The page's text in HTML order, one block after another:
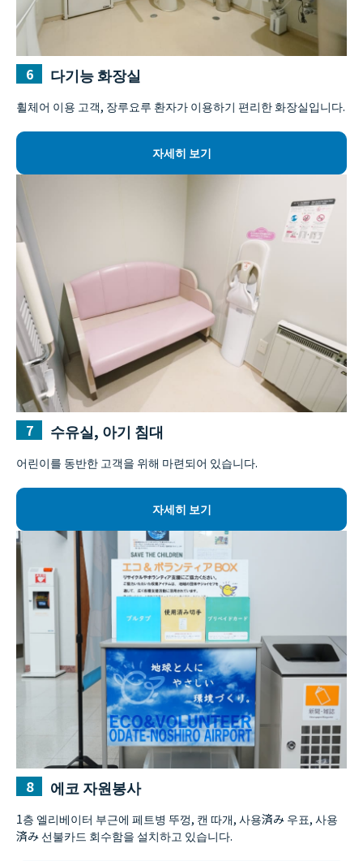
다기능 화장실
휠체어 이용 고객, 장루요루 환자가 이용하기 편리한 화장실입니다.
자세히 보기
수유실, 아기 침대
어린이를 동반한 고객을 위해 마련되어 있습니다.
자세히 보기
에코 자원봉사
1층 엘리베이터 부근에 페트병 뚜껑, 캔 따개, 사용済み 우표, 사용
済み 선불카드 회수함을 설치하고 있습니다.